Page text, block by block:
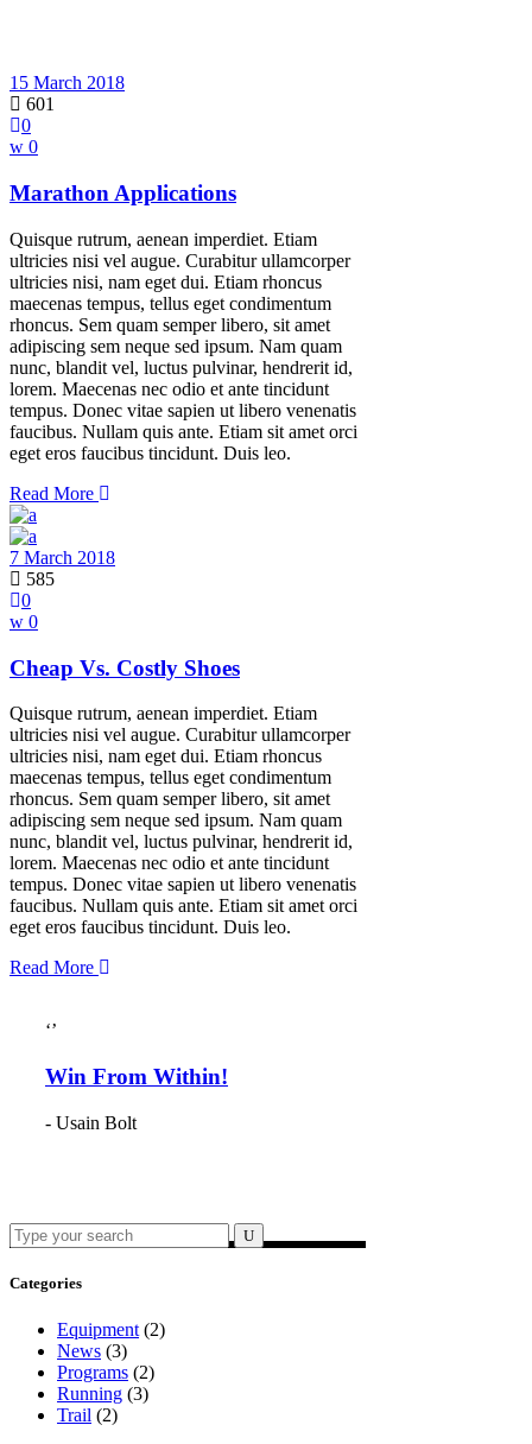
15 March 2018
601
0
0
Marathon Applications
Quisque rutrum, aenean imperdiet. Etiam
ultricies nisi vel augue. Curabitur ullamcorper
ultricies nisi, nam eget dui. Etiam rhoncus
maecenas tempus, tellus eget condimentum
rhoncus. Sem quam semper libero, sit amet
adipiscing sem neque sed ipsum. Nam quam
nunc, blandit vel, luctus pulvinar, hendrerit id,
lorem. Maecenas nec odio et ante tincidunt
tempus. Donec vitae sapien ut libero venenatis
faucibus. Nullam quis ante. Etiam sit amet orci
eget eros faucibus tincidunt. Duis leo.
Read More
7 March 2018
585
0
0
Cheap Vs. Costly Shoes
Quisque rutrum, aenean imperdiet. Etiam
ultricies nisi vel augue. Curabitur ullamcorper
ultricies nisi, nam eget dui. Etiam rhoncus
maecenas tempus, tellus eget condimentum
rhoncus. Sem quam semper libero, sit amet
adipiscing sem neque sed ipsum. Nam quam
nunc, blandit vel, luctus pulvinar, hendrerit id,
lorem. Maecenas nec odio et ante tincidunt
tempus. Donec vitae sapien ut libero venenatis
faucibus. Nullam quis ante. Etiam sit amet orci
eget eros faucibus tincidunt. Duis leo.
Read More
‘’
Win From Within!
- Usain Bolt
Search
for:
Categories
Equipment (2)
News (3)
Programs (2)
Running (3)
Trail (2)